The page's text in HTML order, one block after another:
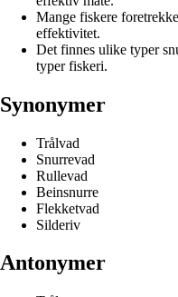
Mange fiskere
effektivitet.
Det finnes ulike typer
typer fiskeri.
Synonymer
Trålvad
Snurrevad
Rullevad
Beinsnurre
Flekketvad
Silderiv
Antonymer